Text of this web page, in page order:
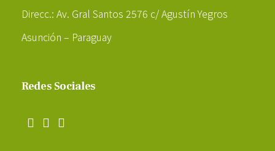
Direcc.: Av. Gral Santos 2576 c/ Agustín Yegros
Asunción – Paraguay
Redes Sociales